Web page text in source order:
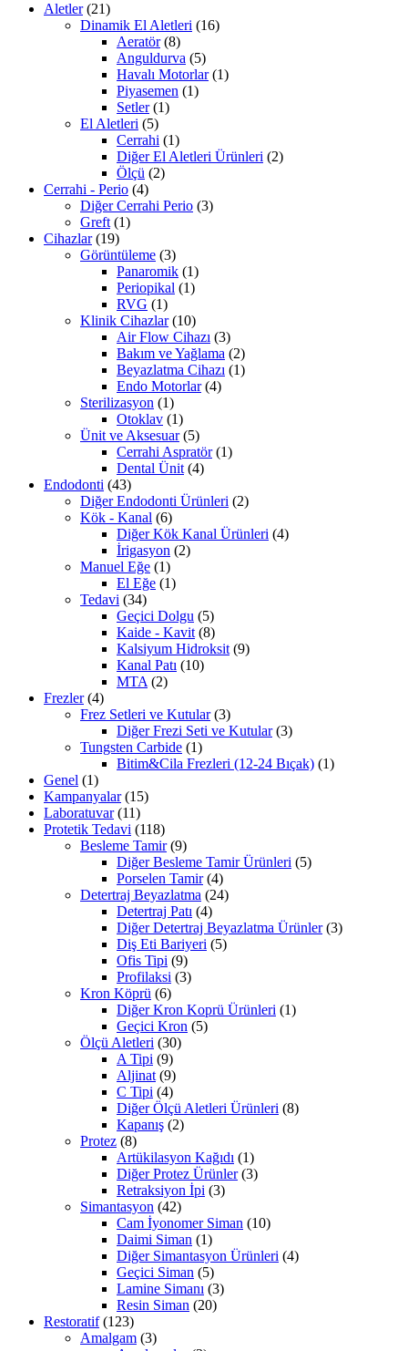
Aletler (21)
Dinamik El Aletleri (16)
Aeratör (8)
Anguldurva (5)
Havalı Motorlar (1)
Piyasemen (1)
Setler (1)
El Aletleri (5)
Cerrahi (1)
Diğer El Aletleri Ürünleri (2)
Ölçü (2)
Cerrahi - Perio (4)
Diğer Cerrahi Perio (3)
Greft (1)
Cihazlar (19)
Görüntüleme (3)
Panaromik (1)
Periopikal (1)
RVG (1)
Klinik Cihazlar (10)
Air Flow Cihazı (3)
Bakım ve Yağlama (2)
Beyazlatma Cihazı (1)
Endo Motorlar (4)
Sterilizasyon (1)
Otoklav (1)
Ünit ve Aksesuar (5)
Cerrahi Aspratör (1)
Dental Ünit (4)
Endodonti (43)
Diğer Endodonti Ürünleri (2)
Kök - Kanal (6)
Diğer Kök Kanal Ürünleri (4)
İrigasyon (2)
Manuel Eğe (1)
El Eğe (1)
Tedavi (34)
Geçici Dolgu (5)
Kaide - Kavit (8)
Kalsiyum Hidroksit (9)
Kanal Patı (10)
MTA (2)
Frezler (4)
Frez Setleri ve Kutular (3)
Diğer Frezi Seti ve Kutular (3)
Tungsten Carbide (1)
Bitim&Cila Frezleri (12-24 Bıçak) (1)
Genel (1)
Kampanyalar (15)
Laboratuvar (11)
Protetik Tedavi (118)
Besleme Tamir (9)
Diğer Besleme Tamir Ürünleri (5)
Porselen Tamir (4)
Detertraj Beyazlatma (24)
Detertraj Patı (4)
Diğer Detertraj Beyazlatma Ürünler (3)
Diş Eti Bariyeri (5)
Ofis Tipi (9)
Profilaksi (3)
Kron Köprü (6)
Diğer Kron Koprü Ürünleri (1)
Geçici Kron (5)
Ölçü Aletleri (30)
A Tipi (9)
Aljinat (9)
C Tipi (4)
Diğer Ölçü Aletleri Ürünleri (8)
Kapanış (2)
Protez (8)
Artükilasyon Kağıdı (1)
Diğer Protez Ürünler (3)
Retraksiyon İpi (3)
Simantasyon (42)
Cam İyonomer Siman (10)
Daimi Siman (1)
Diğer Simantasyon Ürünleri (4)
Geçici Siman (5)
Lamine Simanı (3)
Resin Siman (20)
Restoratif (123)
Amalgam (3)